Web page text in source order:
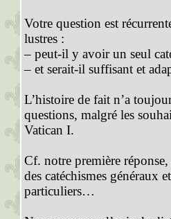
Votre question est
lustres :
– peut-il y avoir un seul
– et serait-il suffisant et
L’histoire de fait n’a
questions, malgré les
Vatican I.
Cf. notre première
des catéchismes généraux
particuliers…